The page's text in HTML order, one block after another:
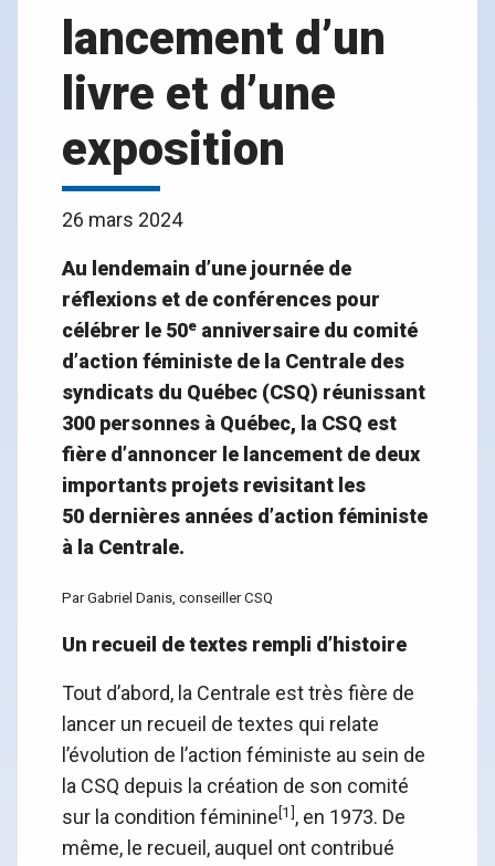
lancement d’un
livre et d’une
exposition
26 mars 2024
Au lendemain d’une journée de
réflexions et de conférences pour
célébrer le 50e anniversaire du comité
d’action féministe de la Centrale des
syndicats du Québec (CSQ) réunissant
300 personnes à Québec, la CSQ est
fière d’annoncer le lancement de deux
importants projets revisitant les
50 dernières années d’action féministe
à la Centrale.
Par Gabriel Danis, conseiller CSQ
Un recueil de textes rempli d’histoire
Tout d’abord, la Centrale est très fière de
lancer un recueil de textes qui relate
l’évolution de l’action féministe au sein de
la CSQ depuis la création de son comité
sur la condition féminine[1], en 1973. De
même, le recueil, auquel ont contribué